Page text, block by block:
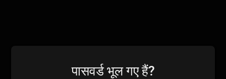
पासवर्ड भूल गए हैं?